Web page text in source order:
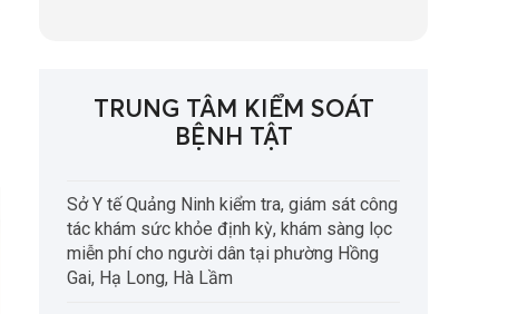
TRUNG TÂM KIỂM SOÁT
BỆNH TẬT
Sở Y tế Quảng Ninh kiểm tra, giám sát công
tác khám sức khỏe định kỳ, khám sàng lọc
miễn phí cho người dân tại phường Hồng
Gai, Hạ Long, Hà Lầm